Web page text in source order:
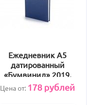
Ежедневник А5
датированный
«Бумвинил» 2019,
синий
Цена от: 178 рублей